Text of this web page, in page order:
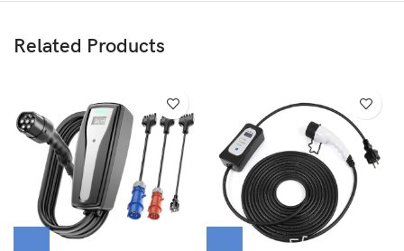
Related Products